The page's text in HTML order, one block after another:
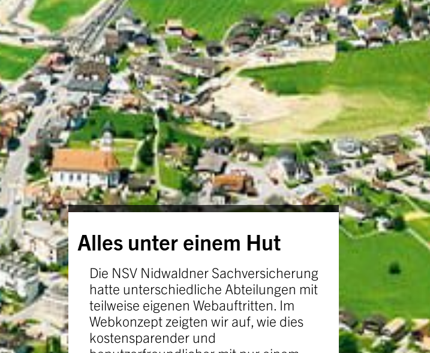
Alles unter einem Hut
Die NSV Nidwaldner Sachversicherung
hatte unterschiedliche Abteilungen mit
teilweise eigenen Webauftritten. Im
Webkonzept zeigten wir auf, wie dies
kostensparender und